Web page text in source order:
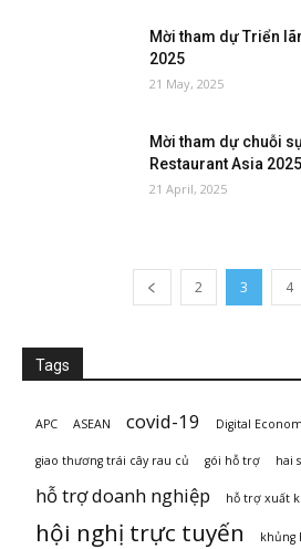
Mời tham dự Triển
2025
21 May, 2025
Mời tham dự chuỗi
Restaurant Asia 2025
21 April, 2025
2 3 4
Tags
APC ASEAN covid-19 Digital
giao thương trái cây rau củ gói hỗ trợ hai
hỗ trợ doanh nghiệp hỗ trợ xuất
hội nghị trực tuyến khủng